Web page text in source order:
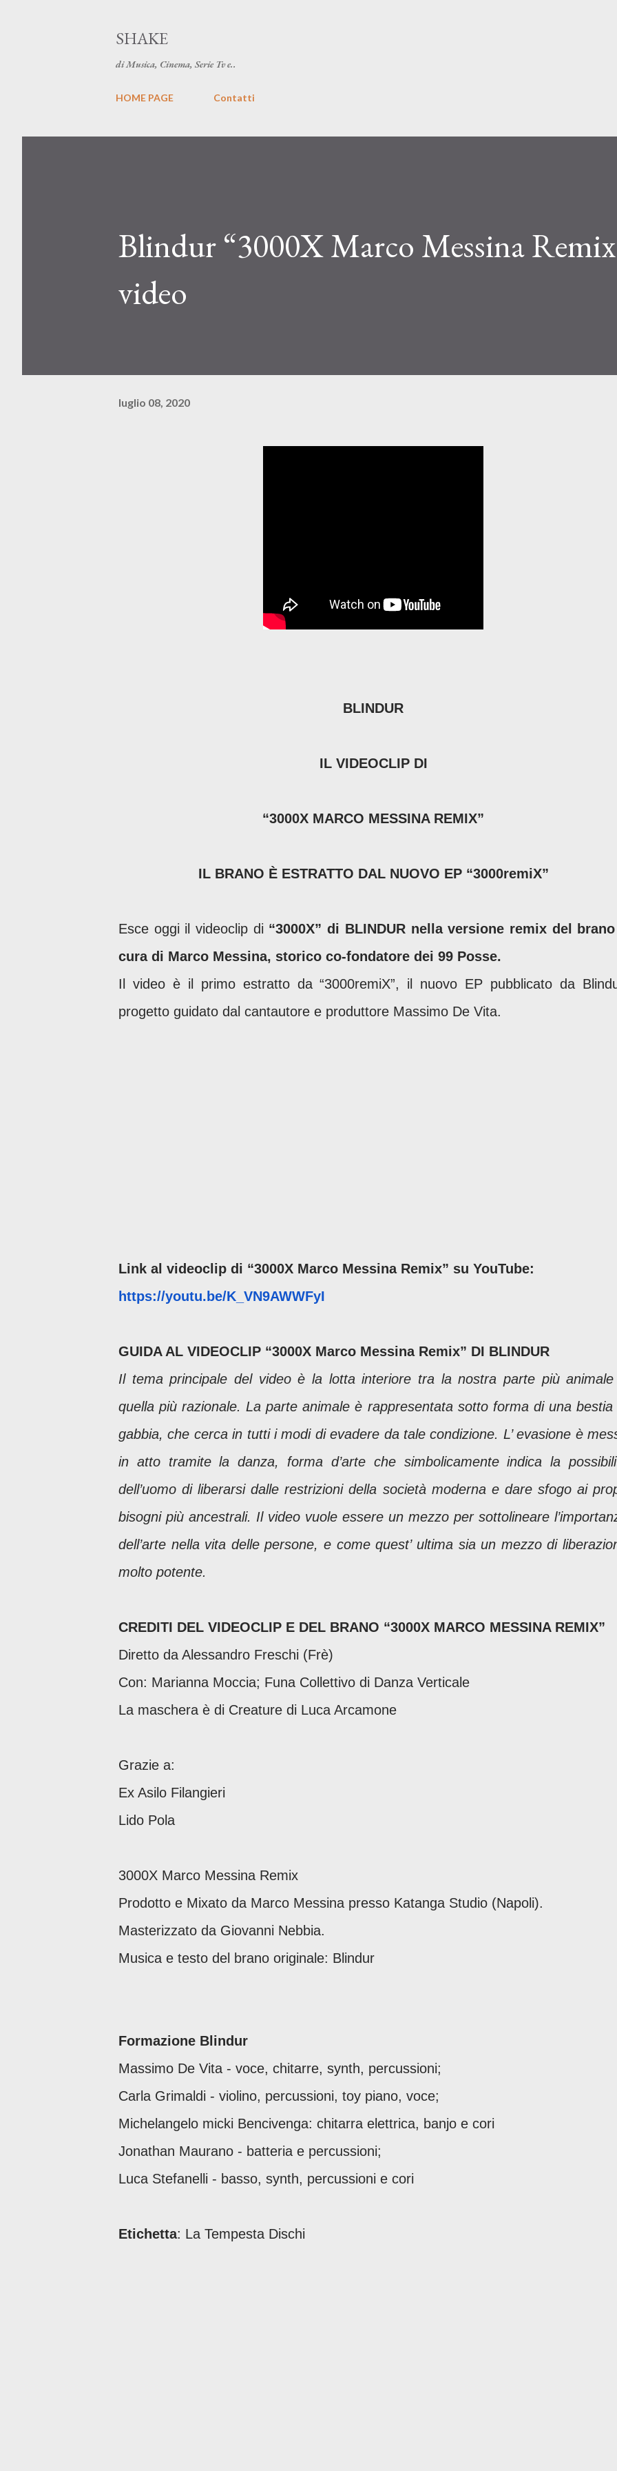
SHAKE
di Musica, Cinema, Serie Tv e..
HOME PAGE Contatti
Blindur “3000X Marco Messina
video
luglio 08, 2020
BLINDUR
IL VIDEOCLIP DI
“3000X MARCO MESSINA REMIX”
IL BRANO È ESTRATTO DAL NUOVO EP “3000remiX”
Esce oggi il videoclip di “3000X” di BLINDUR nella versione remix del
cura di Marco Messina, storico co-fondatore dei 99 Posse.
Il video è il primo estratto da “3000remiX”, il nuovo EP pubblicato da
progetto guidato dal cantautore e produttore Massimo De Vita.
Link al videoclip di “3000X Marco Messina Remix” su YouTube:
https://youtu.be/K_VN9AWWFyI
GUIDA AL VIDEOCLIP “3000X Marco Messina Remix” DI BLINDUR
Il tema principale del video è la lotta interiore tra la nostra parte più
quella più razionale. La parte animale è rappresentata sotto forma di una bestia
gabbia, che cerca in tutti i modi di evadere da tale condizione. L’ evasione è
in atto tramite la danza, forma d’arte che simbolicamente indica la
dell’uomo di liberarsi dalle restrizioni della società moderna e dare sfogo ai
bisogni più ancestrali. Il video vuole essere un mezzo per sottolineare
dell’arte nella vita delle persone, e come quest’ ultima sia un mezzo di
molto potente.
CREDITI DEL VIDEOCLIP E DEL BRANO “3000X MARCO MESSINA REMIX”
Diretto da Alessandro Freschi (Frè)
Con: Marianna Moccia; Funa Collettivo di Danza Verticale
La maschera è di Creature di Luca Arcamone
Grazie a:
Ex Asilo Filangieri
Lido Pola
3000X Marco Messina Remix
Prodotto e Mixato da Marco Messina presso Katanga Studio (Napoli).
Masterizzato da Giovanni Nebbia.
Musica e testo del brano originale: Blindur
Formazione Blindur
Massimo De Vita - voce, chitarre, synth, percussioni;
Carla Grimaldi - violino, percussioni, toy piano, voce;
Michelangelo micki Bencivenga: chitarra elettrica, banjo e cori
Jonathan Maurano - batteria e percussioni;
Luca Stefanelli - basso, synth, percussioni e cori
Etichetta: La Tempesta Dischi